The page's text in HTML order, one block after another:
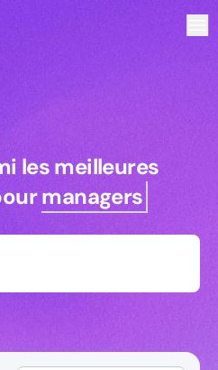
les meilleures
les meilleures
managers